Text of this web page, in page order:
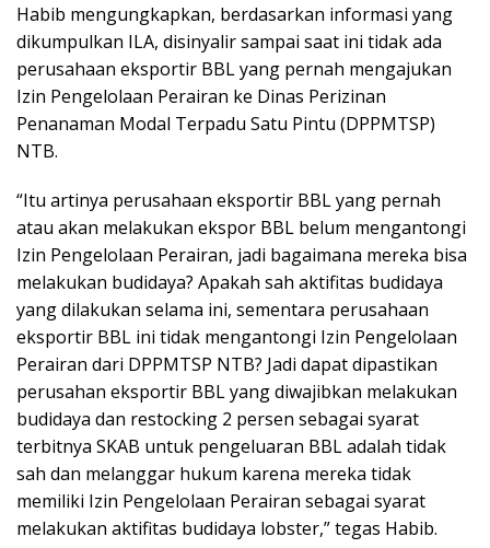
Habib mengungkapkan, berdasarkan informasi yang
dikumpulkan ILA, disinyalir sampai saat ini tidak ada
perusahaan eksportir BBL yang pernah mengajukan
Izin Pengelolaan Perairan ke Dinas Perizinan
Penanaman Modal Terpadu Satu Pintu (DPPMTSP)
NTB.
“Itu artinya perusahaan eksportir BBL yang pernah
atau akan melakukan ekspor BBL belum mengantongi
Izin Pengelolaan Perairan, jadi bagaimana mereka bisa
melakukan budidaya? Apakah sah aktifitas budidaya
yang dilakukan selama ini, sementara perusahaan
eksportir BBL ini tidak mengantongi Izin Pengelolaan
Perairan dari DPPMTSP NTB? Jadi dapat dipastikan
perusahan eksportir BBL yang diwajibkan melakukan
budidaya dan restocking 2 persen sebagai syarat
terbitnya SKAB untuk pengeluaran BBL adalah tidak
sah dan melanggar hukum karena mereka tidak
memiliki Izin Pengelolaan Perairan sebagai syarat
melakukan aktifitas budidaya lobster,” tegas Habib.